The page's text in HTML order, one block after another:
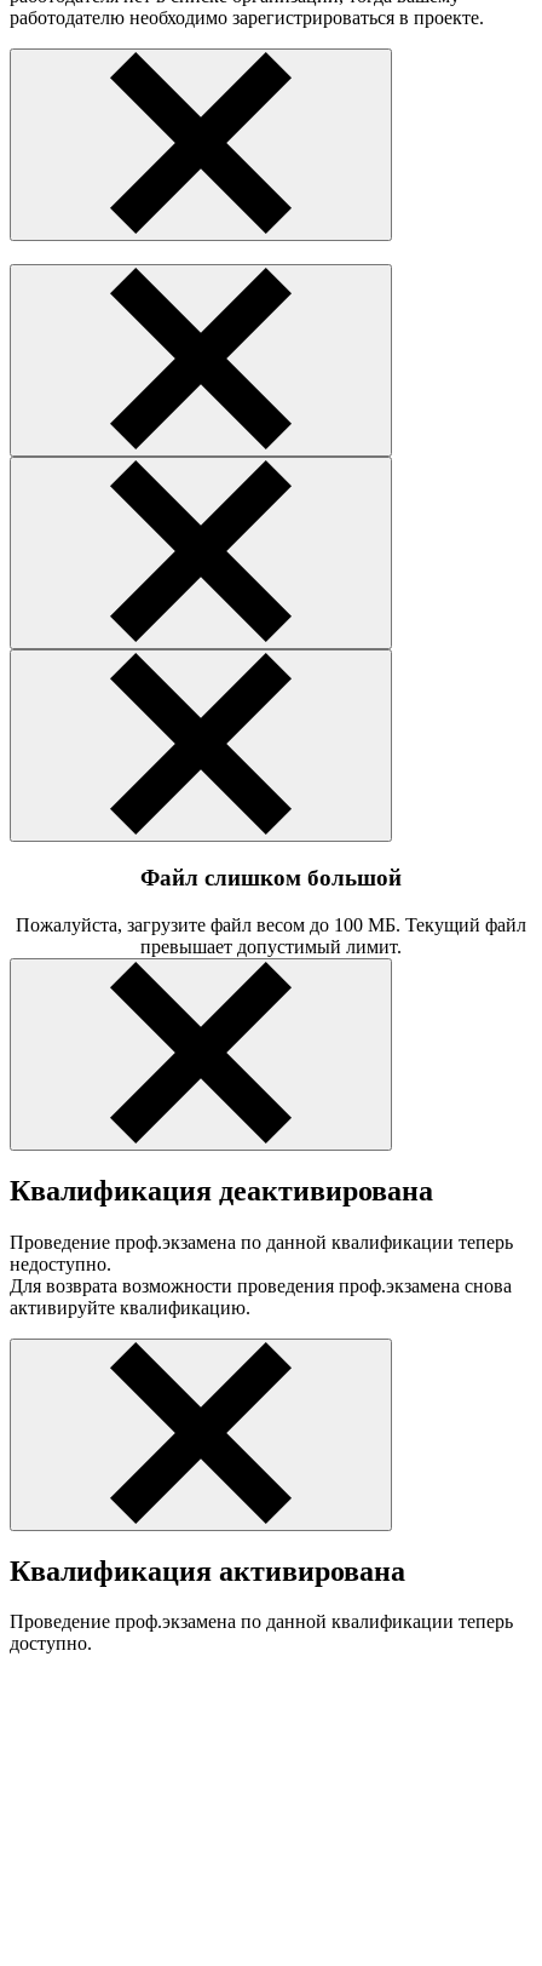
работодателю необходимо зарегистрироваться в проекте.
Файл слишком большой
Пожалуйста, загрузите файл весом до 100 МБ. Текущий файл
превышает допустимый лимит.
Квалификация деактивирована
Проведение проф.экзамена по данной квалификации теперь
недоступно.
Для возврата возможности проведения проф.экзамена снова
активируйте квалификацию.
Квалификация активирована
Проведение проф.экзамена по данной квалификации теперь
доступно.